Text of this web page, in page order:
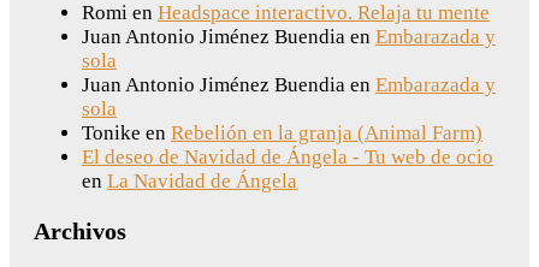
Romi en Headspace interactivo. Relaja tu mente
Juan Antonio Jiménez Buendia en Embarazada y
sola
Juan Antonio Jiménez Buendia en Embarazada y
sola
Tonike en Rebelión en la granja (Animal Farm)
El deseo de Navidad de Ángela - Tu web de ocio
en La Navidad de Ángela
Archivos